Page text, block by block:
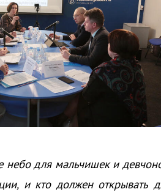
небо для мальчишек и
и кто должен открывать